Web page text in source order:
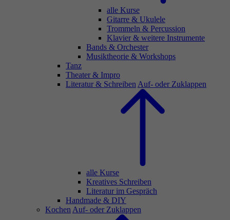
alle Kurse
Gitarre & Ukulele
Trommeln & Percussion
Klavier & weitere Instrumente
Bands & Orchester
Musiktheorie & Workshops
Tanz
Theater & Impro
Literatur & Schreiben Auf- oder Zuklappen
alle Kurse
Kreatives Schreiben
Literatur im Gespräch
Handmade & DIY
Kochen Auf- oder Zuklappen